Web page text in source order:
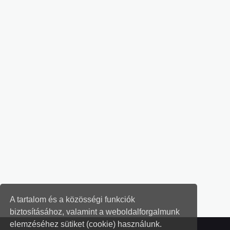
A tartalom és a közösségi funkciók
biztosításához, valamint a weboldalforgalmunk
elemzéséhez sütiket (cookie) használunk.